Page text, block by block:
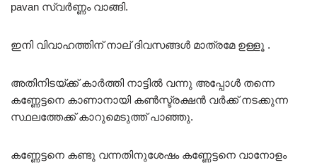
pavan സ്വർണ്ണം വാങ്ങി.
ഇനി വിവാഹത്തിന് നാല് ദിവസങ്ങൾ മാത്രമേ ഉള്ളൂ .
അതിനിടയ്ക്ക് കാർത്തി നാട്ടിൽ വന്നു അപ്പോൾ തന്നെ
കണ്ണേട്ടനെ കാണാനായി കൺസ്ട്രക്ഷൻ വർക്ക് നടക്കുന്ന
സ്ഥലത്തേക്ക് കാറുമെടുത്ത് പാഞ്ഞു.
കണ്ണേട്ടനെ കണ്ടു വന്നതിനുശേഷം കണ്ണേട്ടനെ വാനോളം